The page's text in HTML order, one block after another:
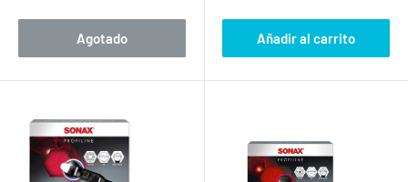
venta
Agotado
venta
Añadir al carrito